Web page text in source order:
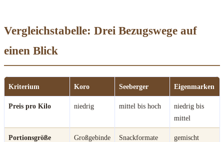
Vergleichstabelle: Drei Bezugswege auf
einen Blick
Kriterium Koro Seeberger Eigenmarken
Preis pro Kilo niedrig mittel bis hoch
niedrig bis
mittel
Portionsgröße Großgebinde Snackformate gemischt